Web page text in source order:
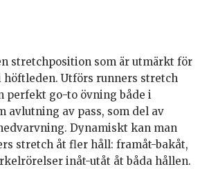
stretchposition som är utmärkt för
Utförs runners stretch
perfekt go-to övning både i
avlutning av pass, som del av
Dynamiskt kan man
stretch åt fler håll: framåt-bakåt,
inåt-utåt åt båda hållen.